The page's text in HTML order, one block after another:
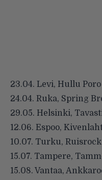
23.04. Levi, Hullu
24.04. Ruka, Spring
29.05. Helsinki,
12.06. Espoo,
10.07. Turku, Ruisrock
15.07. Tampere,
15.08. Vantaa,